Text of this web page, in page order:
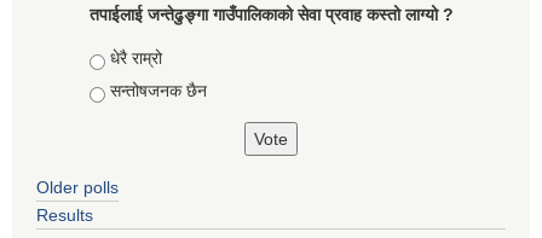
तपाईलाई जन्तेढुङ्गा गाउँपालिकाको सेवा प्रवाह कस्तो लाग्यो ?
Choices
धेरै राम्रो
सन्तोषजनक छैन
Older polls
Results